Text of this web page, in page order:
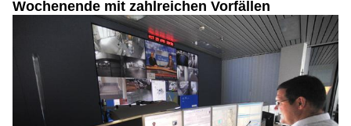
Wochenende mit zahlreichen Vorfällen